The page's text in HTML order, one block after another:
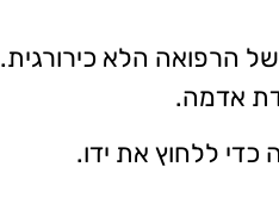
הרפואה הלא כירורגית.
אדמה.
ללחוץ את ידו.